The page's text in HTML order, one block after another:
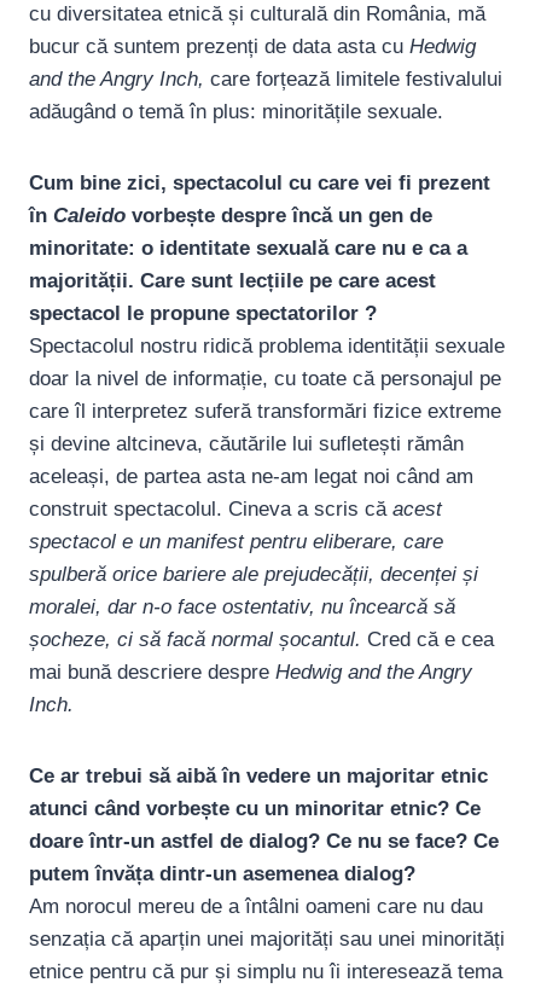
cu diversitatea etnică și culturală din România, mă
bucur că suntem prezenți de data asta cu Hedwig
and the Angry Inch, care forțează limitele festivalului
adăugând o temă în plus: minoritățile sexuale.
Cum bine zici, spectacolul cu care vei fi prezent
în Caleido vorbește despre încă un gen de
minoritate: o identitate sexuală care nu e ca a
majorității. Care sunt lecțiile pe care acest
spectacol le propune spectatorilor ?
Spectacolul nostru ridică problema identității sexuale
doar la nivel de informație, cu toate că personajul pe
care îl interpretez suferă transformări fizice extreme
și devine altcineva, căutările lui sufletești rămân
aceleași, de partea asta ne-am legat noi când am
construit spectacolul. Cineva a scris că acest
spectacol e un manifest pentru eliberare, care
spulberă orice bariere ale prejudecății, decenței și
moralei, dar n-o face ostentativ, nu încearcă să
șocheze, ci să facă normal șocantul. Cred că e cea
mai bună descriere despre Hedwig and the Angry
Inch.
Ce ar trebui să aibă în vedere un majoritar etnic
atunci când vorbește cu un minoritar etnic? Ce
doare într-un astfel de dialog? Ce nu se face? Ce
putem învăța dintr-un asemenea dialog?
Am norocul mereu de a întâlni oameni care nu dau
senzația că aparțin unei majorități sau unei minorități
etnice pentru că pur și simplu nu îi interesează tema